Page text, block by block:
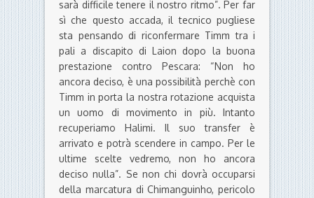
sarà difficile tenere il nostro ritmo”. Per far
sì che questo accada, il tecnico pugliese
sta pensando di riconfermare Timm tra i
pali a discapito di Laion dopo la buona
prestazione contro Pescara: “Non ho
ancora deciso, è una possibilità perchè con
Timm in porta la nostra rotazione acquista
un uomo di movimento in più. Intanto
recuperiamo Halimi. Il suo transfer è
arrivato e potrà scendere in campo. Per le
ultime scelte vedremo, non ho ancora
deciso nulla”. Se non chi dovrà occuparsi
della marcatura di Chimanguinho, pericolo